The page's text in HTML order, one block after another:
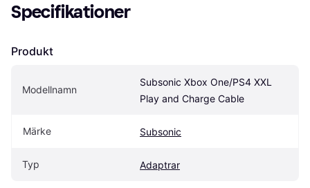
Specifikationer
Produkt
Modellnamn
Subsonic Xbox One/PS4 XXL
Play and Charge Cable
Märke Subsonic
Typ Adaptrar